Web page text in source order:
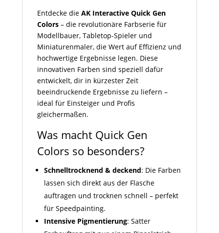
Entdecke die AK Interactive Quick Gen
Colors– die revolutionäre Farbserie für
Modellbauer, Tabletop-Spieler und
Miniaturenmaler, die Wert auf Effizienz und
hochwertige Ergebnisse legen. Diese
innovativen Farben sind speziell dafür
entwickelt, dir in kürzester Zeit
beeindruckende Ergebnisse zu liefern –
ideal für Einsteiger und Profis
gleichermaßen.
Was macht Quick Gen
Colors so besonders?
Schnelltrocknend & deckend: Die Farben
lassen sich direkt aus der Flasche
auftragen und trocknen schnell – perfekt
für Speedpainting.
Intensive Pigmentierung: Satter